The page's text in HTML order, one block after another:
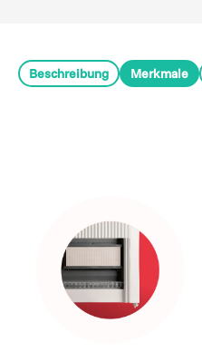
Beschreibung Merkmale